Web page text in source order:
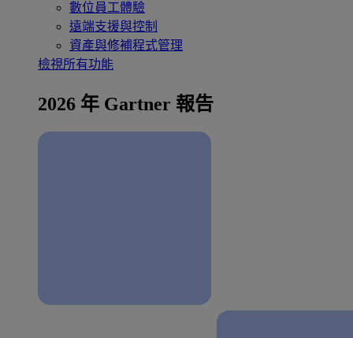
數位員工體驗
遠端支援與控制
資產與修補程式管理
檢視所有功能
2026 年 Gartner 報告